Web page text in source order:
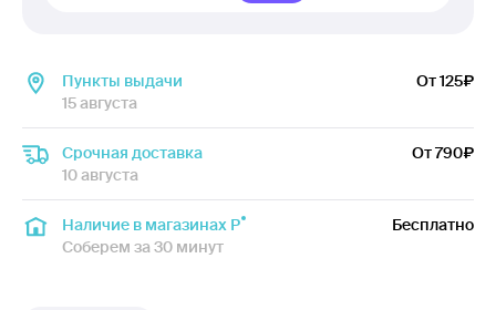
Пункты выдачи
15 августа
От 125
Срочная доставка
10 августа
От 790
Наличие в магазинах Р
Соберем за 30 минут
Бесплатно